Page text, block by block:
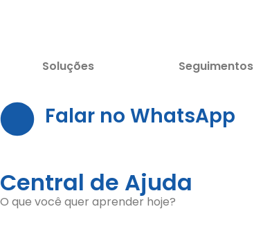
Soluções Seguimentos
Falar no WhatsApp
Central de Ajuda
O que você quer aprender hoje?